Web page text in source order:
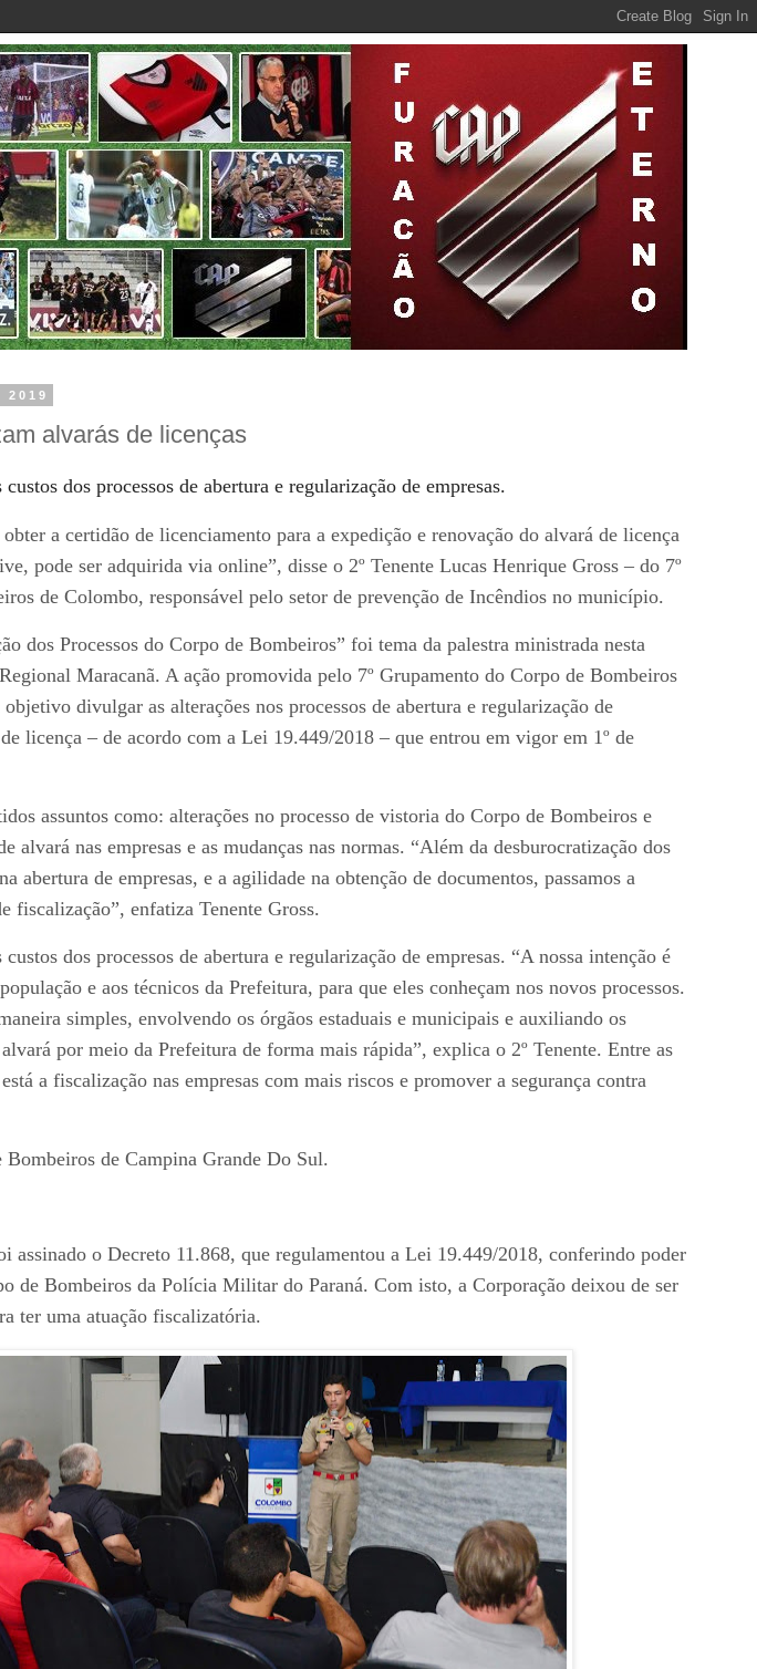
alvarás de licenças
dos processos de abertura e regularização de empresas.
a certidão de licenciamento para a expedição e renovação do alvará de licença
pode ser adquirida via online”, disse o 2º Tenente Lucas Henrique Gross – do 7º
de Colombo, responsável pelo setor de prevenção de Incêndios no município.
dos Processos do Corpo de Bombeiros” foi tema da palestra ministrada nesta
Maracanã. A ação promovida pelo 7º Grupamento do Corpo de Bombeiros
divulgar as alterações nos processos de abertura e regularização de
licença – de acordo com a Lei 19.449/2018 – que entrou em vigor em 1º de
assuntos como: alterações no processo de vistoria do Corpo de Bombeiros e
alvará nas empresas e as mudanças nas normas. “Além da desburocratização dos
abertura de empresas, e a agilidade na obtenção de documentos, passamos a
fiscalização”, enfatiza Tenente Gross.
dos processos de abertura e regularização de empresas. “A nossa intenção é
e aos técnicos da Prefeitura, para que eles conheçam nos novos processos.
simples, envolvendo os órgãos estaduais e municipais e auxiliando os
por meio da Prefeitura de forma mais rápida”, explica o 2º Tenente. Entre as
a fiscalização nas empresas com mais riscos e promover a segurança contra
de Campina Grande Do Sul.
assinado o Decreto 11.868, que regulamentou a Lei 19.449/2018, conferindo poder
de Bombeiros da Polícia Militar do Paraná. Com isto, a Corporação deixou de ser
ter uma atuação fiscalizatória.